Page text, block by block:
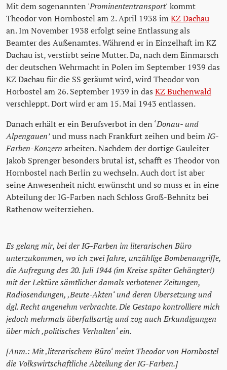
Mit dem sogenannten 'Prominententransport' kommt
Theodor von Hornbostel am 2. April 1938 imKZ Dachau
an. Im November 1938 erfolgt seine Entlassung als
Beamter des Außenamtes. Während er in Einzelhaft im KZ
Dachau ist, verstirbt seine Mutter. Da, nach dem Einmarsch
der deutschen Wehrmacht in Polen im September 1939 das
KZ Dachau für die SS geräumt wird, wird Theodor von
Horbostel am 26. September 1939 in das KZ Buchenwald
verschleppt. Dort wird er am 15. Mai 1943 entlassen.
Danach erhält er ein Berufsverbot in den ‘Donau- und
Alpengauen’und muss nach Frankfurt zeihen und beimIG-
Farben-Konzern arbeiten. Nachdem der dortige Gauleiter
Jakob Sprenger besonders brutal ist, schafft es Theodor von
Hornbostel nach Berlin zu wechseln. Auch dort ist aber
seine Anwesenheit nicht erwünscht und so muss er in eine
Abteilung der IG-Farben nach Schloss Groß-Behnitz bei
Rathenow weiterziehen.
Es gelang mir, bei der IG-Farben im literarischen Büro
unterzukommen, wo ich zwei Jahre, unzählige Bombenangriffe,
die Aufregung des 20. Juli 1944 (im Kreise später Gehängter!)
mit der Lektüre sämtlicher damals verbotener Zeitungen,
Radiosendungen, ‚Beute-Akten‘ und deren Übersetzung und
dgl. Recht angenehm verbrachte. Die Gestapo kontrolliere mich
jedoch mehrmals überfallsartig und zog auch Erkundigungen
über mich ‚politisches Verhalten‘ ein.
[Anm.: Mit ‚literarischem Büro‘ meint Theodor von Hornbostel
die Volkswirtschaftliche Abteilung der IG-Farben.]